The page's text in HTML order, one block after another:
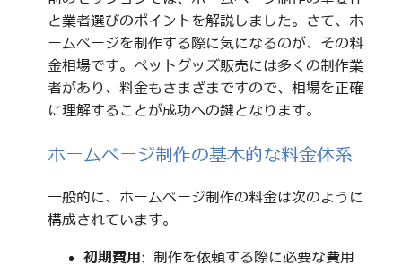
と業者選びのポイントを解説しました。さて、ホ
ームページを制作する際に気になるのが、その料
金相場です。ペットグッズ販売には多くの制作業
者があり、料金もさまざまですので、相場を正確
に理解することが成功への鍵となります。
ホームページ制作の基本的な料金体系
一般的に、ホームページ制作の料金は次のように
構成されています。
初期費用: 制作を依頼する際に必要な費用